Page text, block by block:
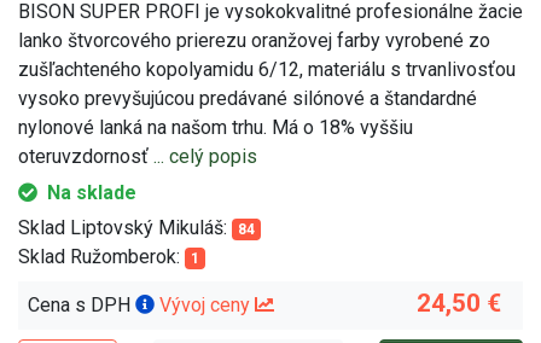
BISON SUPER PROFI je vysokokvalitné profesionálne žacie
lanko štvorcového prierezu oranžovej farby vyrobené zo
zušľachteného kopolyamidu 6/12, materiálu s trvanlivosťou
vysoko prevyšujúcou predávané silónové a štandardné
nylonové lanká na našom trhu. Má o 18% vyššiu
oteruvzdornosť ... celý popis
Na sklade
Sklad Liptovský Mikuláš:
84
Sklad Ružomberok: 1
Cena s DPH 24,50 €
Vývoj ceny